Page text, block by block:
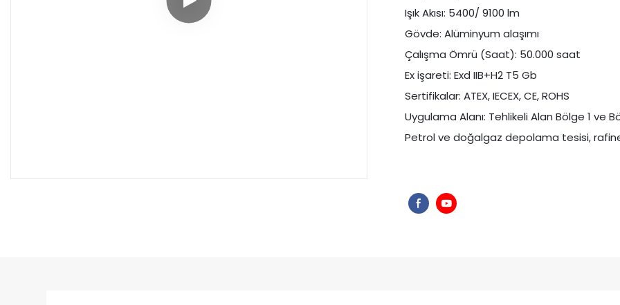
Işık Akısı: 5400/ 9100 lm
Gövde: Alüminyum alaşımı
Çalışma Ömrü (Saat): 50.000 saat
Ex işareti: Exd IIB+H2 T5 Gb
Sertifikalar: ATEX, IECEX, CE, ROHS
Uygulama Alanı: Tehlikeli Alan Bölge 1 ve
Petrol ve doğalgaz depolama tesisi,